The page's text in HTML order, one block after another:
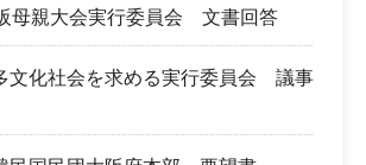
母親大会実行委員会 文書回答
文化社会を求める実行委員会 議事